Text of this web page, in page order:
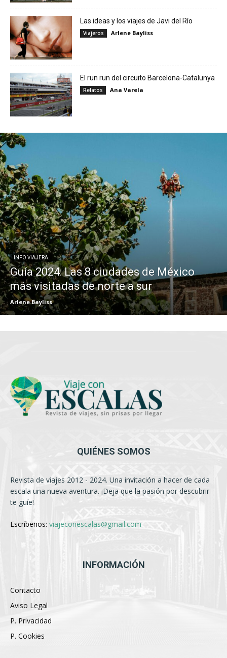
Las ideas y los viajes de Javi del Río
Viajeros Arlene Bayliss
El run run del circuito Barcelona-Catalunya
Relatos Ana Varela
INFO VIAJERA
Guía 2024: Las 8 ciudades de México
más visitadas de norte a sur
Arlene Bayliss
QUIÉNES SOMOS
Revista de viajes 2012 - 2024. Una invitación a hacer de cada
escala una nueva aventura. ¡Deja que la pasión por descubrir
te guíe!
Escríbenos: viajeconescalas@gmail.com
INFORMACIÓN
Contacto
Aviso Legal
P. Privacidad
P. Cookies